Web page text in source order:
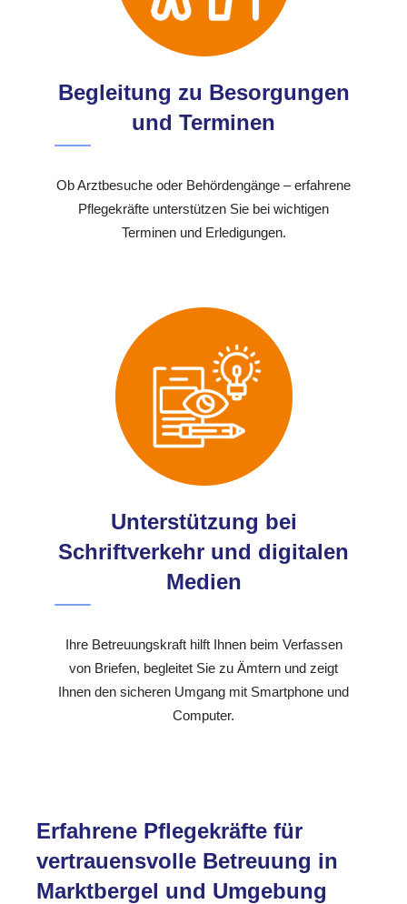
Begleitung zu Besorgungen
und Terminen
Ob Arztbesuche oder Behördengänge – erfahrene
Pflegekräfte unterstützen Sie bei wichtigen
Terminen und Erledigungen.
Unterstützung bei
Schriftverkehr und digitalen
Medien
Ihre Betreuungskraft hilft Ihnen beim Verfassen
von Briefen, begleitet Sie zu Ämtern und zeigt
Ihnen den sicheren Umgang mit Smartphone und
Computer.
Erfahrene Pflegekräfte für
vertrauensvolle Betreuung in
Marktbergel und Umgebung